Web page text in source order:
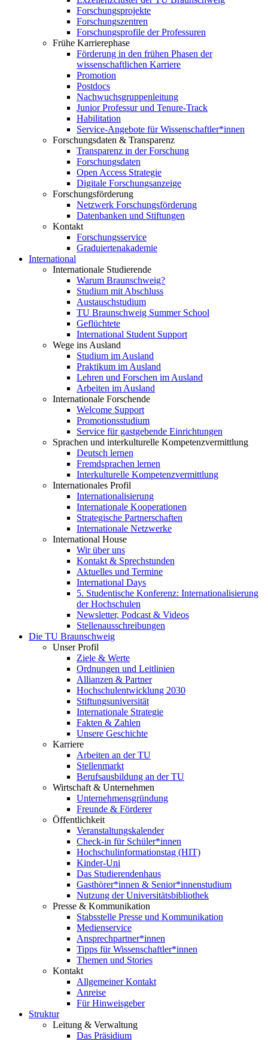
Forschungsprojekte
Forschungszentren
Forschungsprofile der Professuren
Frühe Karrierephase
Förderung in den frühen Phasen der
wissenschaftlichen Karriere
Promotion
Postdocs
Nachwuchsgruppenleitung
Junior Professur und Tenure-Track
Habilitation
Service-Angebote für Wissenschaftler*innen
Forschungsdaten & Transparenz
Transparenz in der Forschung
Forschungsdaten
Open Access Strategie
Digitale Forschungsanzeige
Forschungsförderung
Netzwerk Forschungsförderung
Datenbanken und Stiftungen
Kontakt
Forschungsservice
Graduiertenakademie
International
Internationale Studierende
Warum Braunschweig?
Studium mit Abschluss
Austauschstudium
TU Braunschweig Summer School
Geflüchtete
International Student Support
Wege ins Ausland
Studium im Ausland
Praktikum im Ausland
Lehren und Forschen im Ausland
Arbeiten im Ausland
Internationale Forschende
Welcome Support
Promotionsstudium
Service für gastgebende Einrichtungen
Sprachen und interkulturelle Kompetenzvermittlung
Deutsch lernen
Fremdsprachen lernen
Interkulturelle Kompetenzvermittlung
Internationales Profil
Internationalisierung
Internationale Kooperationen
Strategische Partnerschaften
Internationale Netzwerke
International House
Wir über uns
Kontakt & Sprechstunden
Aktuelles und Termine
International Days
5. Studentische Konferenz: Internationalisierung
der Hochschulen
Newsletter, Podcast & Videos
Stellenausschreibungen
Die TU Braunschweig
Unser Profil
Ziele & Werte
Ordnungen und Leitlinien
Allianzen & Partner
Hochschulentwicklung 2030
Stiftungsuniversität
Internationale Strategie
Fakten & Zahlen
Unsere Geschichte
Karriere
Arbeiten an der TU
Stellenmarkt
Berufsausbildung an der TU
Wirtschaft & Unternehmen
Unternehmensgründung
Freunde & Förderer
Öffentlichkeit
Veranstaltungskalender
Check-in für Schüler*innen
Hochschulinformationstag (HIT)
Kinder-Uni
Das Studierendenhaus
Gasthörer*innen & Senior*innenstudium
Nutzung der Universitätsbibliothek
Presse & Kommunikation
Stabsstelle Presse und Kommunikation
Medienservice
Ansprechpartner*innen
Tipps für Wissenschaftler*innen
Themen und Stories
Kontakt
Allgemeiner Kontakt
Anreise
Für Hinweisgeber
Struktur
Leitung & Verwaltung
Das Präsidium